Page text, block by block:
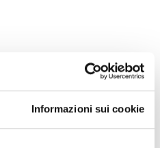
Informazioni sui cookie